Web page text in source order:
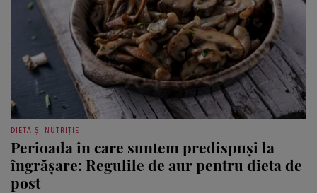
DIETĂ ȘI NUTRIȚIE
Perioada în care suntem predispuși la
îngrășare: Regulile de aur pentru dieta de
post